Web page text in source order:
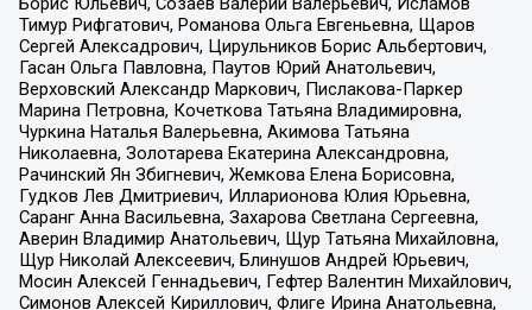
Тимур Рифгатович, Романова Ольга Евгеньевна, Щаров
Сергей Алексадрович, Цирульников Борис Альбертович,
Гасан Ольга Павловна, Паутов Юрий Анатольевич,
Верховский Александр Маркович, Пислакова-Паркер
Марина Петровна, Кочеткова Татьяна Владимировна,
Чуркина Наталья Валерьевна, Акимова Татьяна
Николаевна, Золотарева Екатерина Александровна,
Рачинский Ян Збигневич, Жемкова Елена Борисовна,
Гудков Лев Дмитриевич, Илларионова Юлия Юрьевна,
Саранг Анна Васильевна, Захарова Светлана Сергеевна,
Аверин Владимир Анатольевич, Щур Татьяна Михайловна,
Щур Николай Алексеевич, Блинушов Андрей Юрьевич,
Мосин Алексей Геннадьевич, Гефтер Валентин Михайлович,
Симонов Алексей Кириллович, Флиге Ирина Анатольевна,